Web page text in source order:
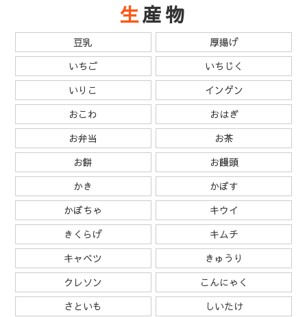
生産物
豆乳
厚揚げ
いちご
いちじく
いりこ
インゲン
おこわ
おはぎ
お弁当
お茶
お餅
お饅頭
かき
かぼす
かぼちゃ
キウイ
きくらげ
キムチ
キャベツ
きゅうり
クレソン
こんにゃく
さといも
しいたけ